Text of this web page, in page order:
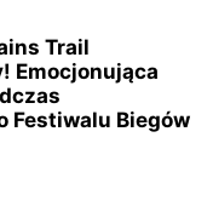
MIĘDZYGÓRZE
POWIAT KŁODZKI
SZCZYTNA
Trail
Emocjonująca
Festiwalu Biegów